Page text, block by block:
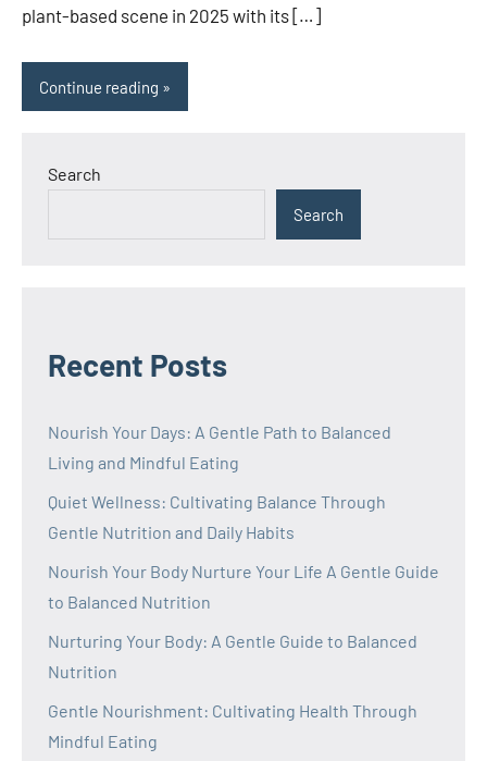
plant-based scene in 2025 with its […]
Continue reading
Search
Search
Recent Posts
Nourish Your Days: A Gentle Path to Balanced
Living and Mindful Eating
Quiet Wellness: Cultivating Balance Through
Gentle Nutrition and Daily Habits
Nourish Your Body Nurture Your Life A Gentle Guide
to Balanced Nutrition
Nurturing Your Body: A Gentle Guide to Balanced
Nutrition
Gentle Nourishment: Cultivating Health Through
Mindful Eating